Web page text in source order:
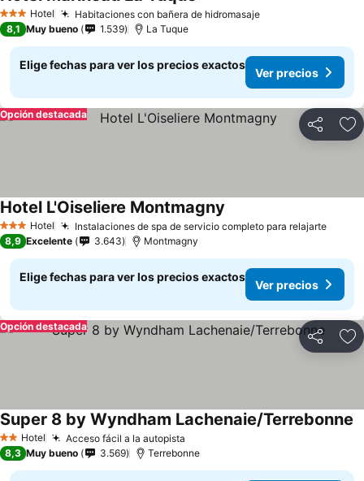
3 Estrellas
Hotel Habitaciones con bañera de hidromasaje
8,1 Muy bueno 1.539 La Tuque
Elige fechas para ver los precios exactos
Ver precios
Compartir
Opción destacada
3 Estrellas
Hotel Instalaciones de spa de servicio completo para relajarte
Hotel L'Oiseliere Montmagny
8,9 Excelente 3.643 Montmagny
Elige fechas para ver los precios exactos
Ver precios
Compartir
Opción destacada
2 Estrellas
Hotel Acceso fácil a la autopista
Super 8 by Wyndham Lachenaie/Terrebonne
8,3 Muy bueno 3.569 Terrebonne